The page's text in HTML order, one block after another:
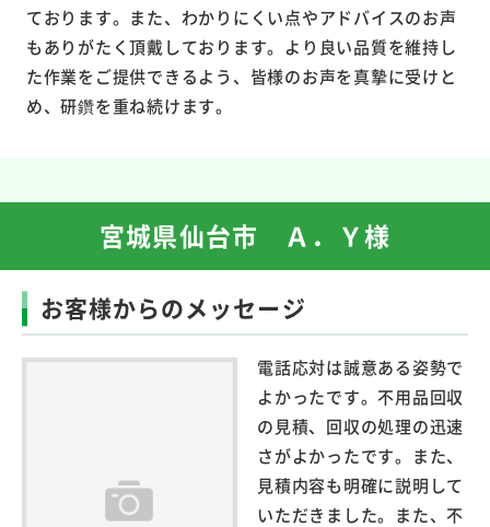
ております。また、わかりにくい点やアドバイスのお声
もありがたく頂戴しております。より良い品質を維持し
た作業をご提供できるよう、皆様のお声を真摯に受けと
め、研鑽を重ね続けます。
宮城県仙台市 Ａ．Ｙ様
お客様からのメッセージ
電話応対は誠意ある姿勢で
よかったです。不用品回収
の見積、回収の処理の迅速
さがよかったです。また、
見積内容も明確に説明して
いただきました。また、不